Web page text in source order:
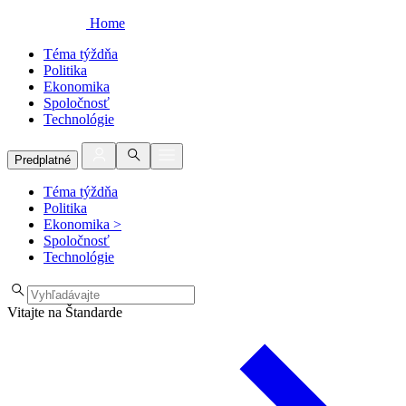
Home
Téma týždňa
Politika
Ekonomika
Spoločnosť
Technológie
Predplatné
Téma týždňa
Politika
Ekonomika >
Spoločnosť
Technológie
Vitajte na Štandarde